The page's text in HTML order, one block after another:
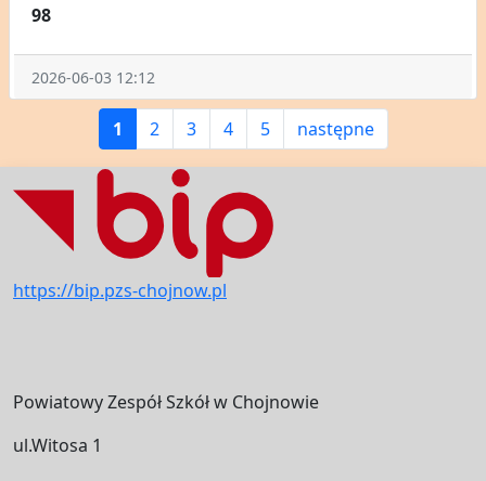
98
2026-06-03 12:12
1 2 3 4 5 następne
https://bip.pzs-chojnow.pl
Powiatowy Zespół Szkół w Chojnowie
ul.Witosa 1